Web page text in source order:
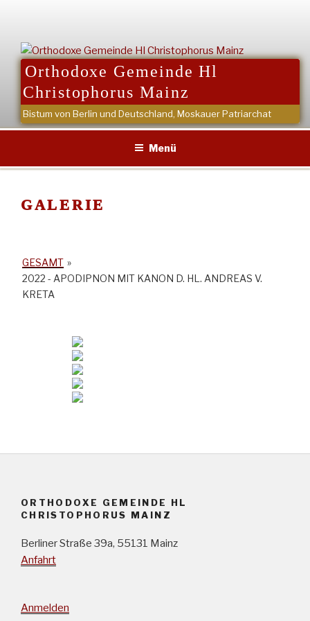
springen
Orthodoxe Gemeinde Hl
Christophorus Mainz
Bistum von Berlin und Deutschland, Moskauer Patriarchat
Menü
GALERIE
GESAMT »
2022 - APODIPNON MIT KANON D. HL. ANDREAS V.
KRETA
ORTHODOXE GEMEINDE HL
CHRISTOPHORUS MAINZ
Berliner Straße 39a, 55131 Mainz
Anfahrt
Anmelden